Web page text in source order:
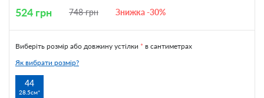
524 грн 748грн Знижка -30%
Виберіть розмір або довжину устілки * в сантиметрах
Як вибрати розмір?
44
28.5см